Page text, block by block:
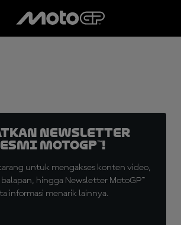
Newsletter
MotoGP™!
untuk mengakses konten video,
balapan, hingga Newsletter MotoGP™
informasi menarik lainnya.